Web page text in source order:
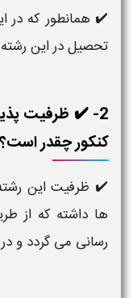
✔️ همانطور که در
تحصیل در این رشته حداقل 6
2- ✔️ ظرفیت
کنکور چقدر است؟
✔️ ظرفیت این
ها داشته که از
رسانی می گردد و